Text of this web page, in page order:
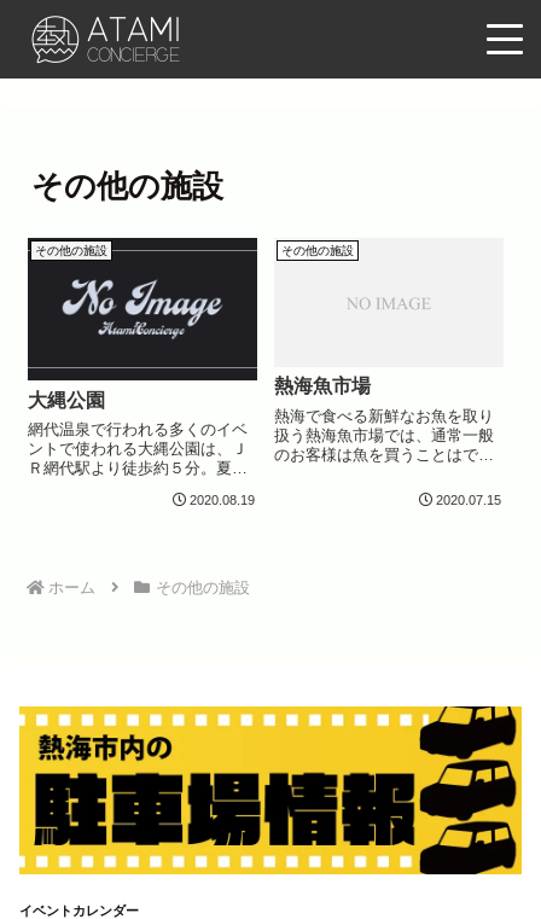
その他の施設
その他の施設
大縄公園
網代温泉で行われる多くのイベ
ントで使われる大縄公園は、Ｊ
Ｒ網代駅より徒歩約５分。夏は
2020.08.19
その他の施設
熱海魚市場
熱海で食べる新鮮なお魚を取り
扱う熱海魚市場では、通常一般
のお客様は魚を買うことはでき
けではありませんが、年に数回
開催される「魚祭り」の際は場
2020.07.15
ホーム その他の施設
イベントカレンダー